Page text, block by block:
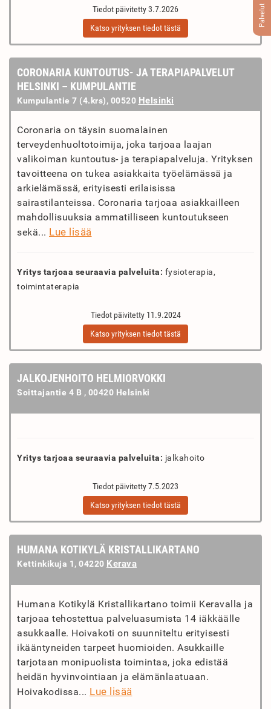
Palvelut
Tiedot päivitetty 3.7.2026
Katso yrityksen tiedot tästä
CORONARIA KUNTOUTUS- JA TERAPIAPALVELUT
HELSINKI – KUMPULANTIE
Kumpulantie 7 (4.krs), 00520 Helsinki
Coronaria on täysin suomalainen
terveydenhuoltotoimija, joka tarjoaa laajan
valikoiman kuntoutus- ja terapiapalveluja. Yrityksen
tavoitteena on tukea asiakkaita työelämässä ja
arkielämässä, erityisesti erilaisissa
sairastilanteissa. Coronaria tarjoaa asiakkailleen
mahdollisuuksia ammatilliseen kuntoutukseen
sekä... Lue lisää
Yritys tarjoaa seuraavia palveluita: fysioterapia,
toimintaterapia
Tiedot päivitetty 11.9.2024
Katso yrityksen tiedot tästä
JALKOJENHOITO HELMIORVOKKI
Soittajantie 4 B , 00420 Helsinki
Yritys tarjoaa seuraavia palveluita: jalkahoito
Tiedot päivitetty 7.5.2023
Katso yrityksen tiedot tästä
HUMANA KOTIKYLÄ KRISTALLIKARTANO
Kettinkikuja 1, 04220 Kerava
Humana Kotikylä Kristallikartano toimii Keravalla ja
tarjoaa tehostettua palveluasumista 14 iäkkäälle
asukkaalle. Hoivakoti on suunniteltu erityisesti
ikääntyneiden tarpeet huomioiden. Asukkaille
tarjotaan monipuolista toimintaa, joka edistää
heidän hyvinvointiaan ja elämänlaatuaan.
Hoivakodissa... Lue lisää